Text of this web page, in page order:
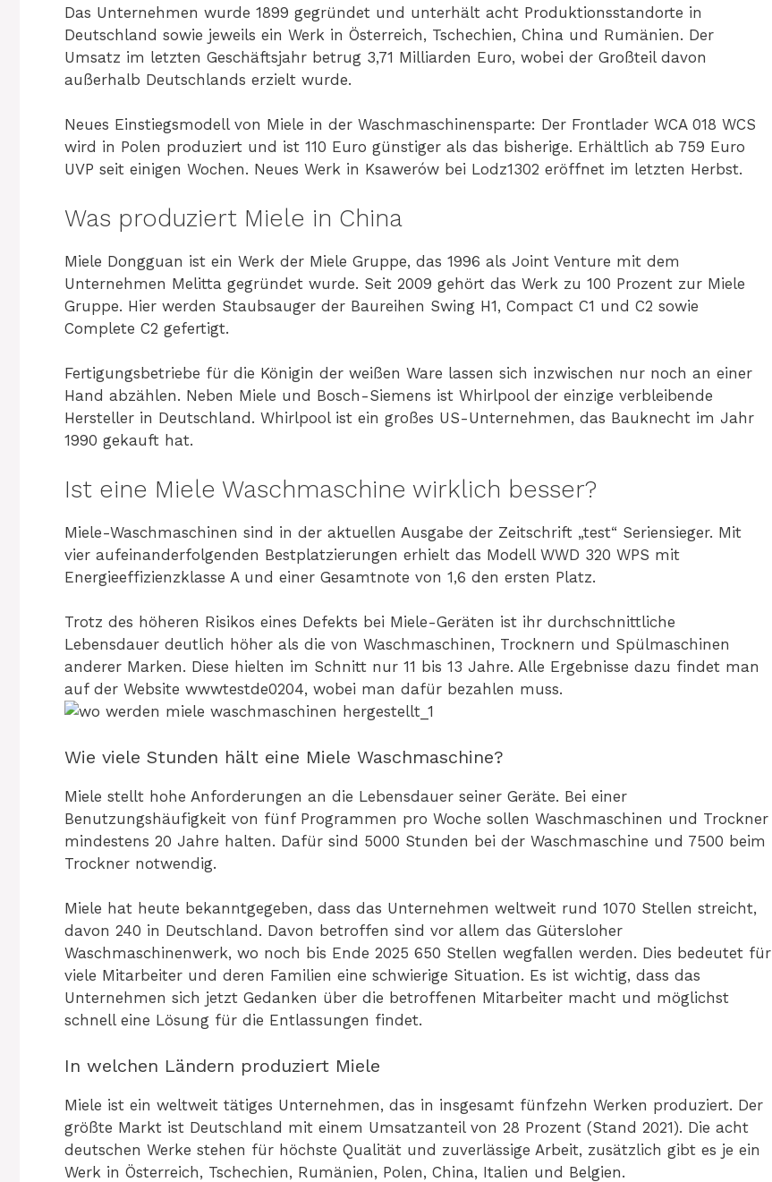
Das Unternehmen wurde 1899 gegründet und unterhält acht Produktionsstandorte in
Deutschland sowie jeweils ein Werk in Österreich, Tschechien, China und Rumänien. Der
Umsatz im letzten Geschäftsjahr betrug 3,71 Milliarden Euro, wobei der Großteil davon
außerhalb Deutschlands erzielt wurde.
Neues Einstiegsmodell von Miele in der Waschmaschinensparte: Der Frontlader WCA 018 WCS
wird in Polen produziert und ist 110 Euro günstiger als das bisherige. Erhältlich ab 759 Euro
UVP seit einigen Wochen. Neues Werk in Ksawerów bei Lodz1302 eröffnet im letzten Herbst.
Was produziert Miele in China
Miele Dongguan ist ein Werk der Miele Gruppe, das 1996 als Joint Venture mit dem
Unternehmen Melitta gegründet wurde. Seit 2009 gehört das Werk zu 100 Prozent zur Miele
Gruppe. Hier werden Staubsauger der Baureihen Swing H1, Compact C1 und C2 sowie
Complete C2 gefertigt.
Fertigungsbetriebe für die Königin der weißen Ware lassen sich inzwischen nur noch an einer
Hand abzählen. Neben Miele und Bosch-Siemens ist Whirlpool der einzige verbleibende
Hersteller in Deutschland. Whirlpool ist ein großes US-Unternehmen, das Bauknecht im Jahr
1990 gekauft hat.
Ist eine Miele Waschmaschine wirklich besser?
Miele-Waschmaschinen sind in der aktuellen Ausgabe der Zeitschrift „test“ Seriensieger. Mit
vier aufeinanderfolgenden Bestplatzierungen erhielt das Modell WWD 320 WPS mit
Energieeffizienzklasse A und einer Gesamtnote von 1,6 den ersten Platz.
Trotz des höheren Risikos eines Defekts bei Miele-Geräten ist ihr durchschnittliche
Lebensdauer deutlich höher als die von Waschmaschinen, Trocknern und Spülmaschinen
anderer Marken. Diese hielten im Schnitt nur 11 bis 13 Jahre. Alle Ergebnisse dazu findet man
auf der Website wwwtestde0204, wobei man dafür bezahlen muss.
Wie viele Stunden hält eine Miele Waschmaschine?
Miele stellt hohe Anforderungen an die Lebensdauer seiner Geräte. Bei einer
Benutzungshäufigkeit von fünf Programmen pro Woche sollen Waschmaschinen und Trockner
mindestens 20 Jahre halten. Dafür sind 5000 Stunden bei der Waschmaschine und 7500 beim
Trockner notwendig.
Miele hat heute bekanntgegeben, dass das Unternehmen weltweit rund 1070 Stellen streicht,
davon 240 in Deutschland. Davon betroffen sind vor allem das Gütersloher
Waschmaschinenwerk, wo noch bis Ende 2025 650 Stellen wegfallen werden. Dies bedeutet für
viele Mitarbeiter und deren Familien eine schwierige Situation. Es ist wichtig, dass das
Unternehmen sich jetzt Gedanken über die betroffenen Mitarbeiter macht und möglichst
schnell eine Lösung für die Entlassungen findet.
In welchen Ländern produziert Miele
Miele ist ein weltweit tätiges Unternehmen, das in insgesamt fünfzehn Werken produziert. Der
größte Markt ist Deutschland mit einem Umsatzanteil von 28 Prozent (Stand 2021). Die acht
deutschen Werke stehen für höchste Qualität und zuverlässige Arbeit, zusätzlich gibt es je ein
Werk in Österreich, Tschechien, Rumänien, Polen, China, Italien und Belgien.